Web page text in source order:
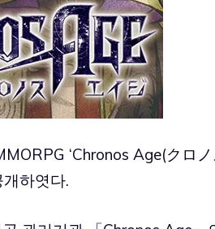
‘Chronos Age(クロ
하엿다.